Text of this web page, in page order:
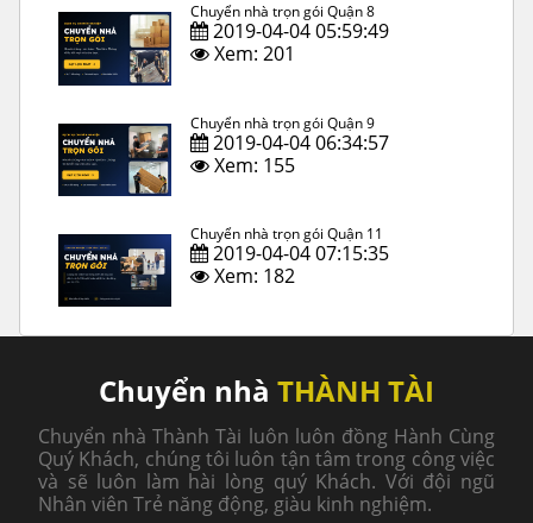
Chuyển nhà trọn gói Quận 8
2019-04-04 05:59:49
Xem: 201
Chuyển nhà trọn gói Quận 9
2019-04-04 06:34:57
Xem: 155
Chuyển nhà trọn gói Quận 11
2019-04-04 07:15:35
Xem: 182
Chuyển nhà THÀNH TÀI
Chuyển nhà Thành Tài luôn luôn đồng Hành Cùng
Quý Khách, chúng tôi luôn tận tâm trong công việc
và sẽ luôn làm hài lòng quý Khách. Với đội ngũ
Nhân viên Trẻ năng động, giàu kinh nghiệm.